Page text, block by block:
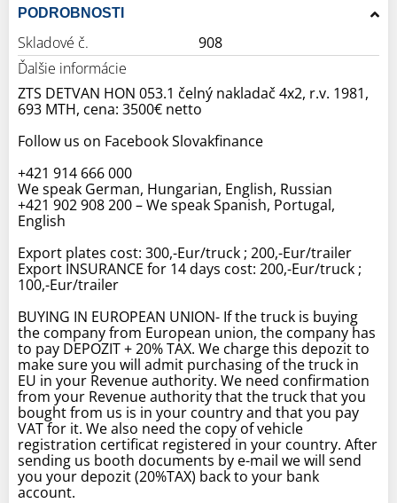
PODROBNOSTI
Skladové č.
908
Ďalšie informácie
ZTS DETVAN HON 053.1 čelný nakladač 4x2, r.v. 1981,
693 MTH, cena: 3500€ netto
Follow us on Facebook Slovakfinance
+421 914 666 000
We speak German, Hungarian, English, Russian
+421 902 908 200 – We speak Spanish, Portugal,
English
Export plates cost: 300,-Eur/truck ; 200,-Eur/trailer
Export INSURANCE for 14 days cost: 200,-Eur/truck ;
100,-Eur/trailer
BUYING IN EUROPEAN UNION- If the truck is buying
the company from European union, the company has
to pay DEPOZIT + 20% TAX. We charge this depozit to
make sure you will admit purchasing of the truck in
EU in your Revenue authority. We need confirmation
from your Revenue authority that the truck that you
bought from us is in your country and that you pay
VAT for it. We also need the copy of vehicle
registration certificat registered in your country. After
sending us booth documents by e-mail we will send
you your depozit (20%TAX) back to your bank
account.